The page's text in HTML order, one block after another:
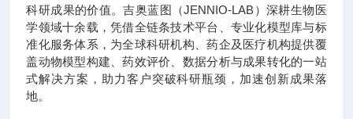
科研成果的价值。吉奥蓝图（JENNIO-LAB）深耕生物医
学领域十余载，凭借全链条技术平台、专业化模型库与标
准化服务体系，为全球科研机构、药企及医疗机构提供覆
盖动物模型构建、药效评价、数据分析与成果转化的一站
式解决方案，助力客户突破科研瓶颈，加速创新成果落
地。